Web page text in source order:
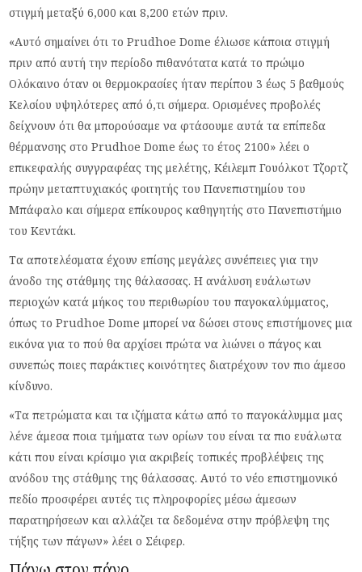
στιγμή μεταξύ 6,000 και 8,200 ετών πριν.
«Αυτό σημαίνει ότι το Prudhoe Dome έλιωσε κάποια στιγμή
πριν από αυτή την περίοδο πιθανότατα κατά το πρώιμο
Ολόκαινο όταν οι θερμοκρασίες ήταν περίπου 3 έως 5 βαθμούς
Κελσίου υψηλότερες από ό,τι σήμερα. Ορισμένες προβολές
δείχνουν ότι θα μπορούσαμε να φτάσουμε αυτά τα επίπεδα
θέρμανσης στο Prudhoe Dome έως το έτος 2100» λέει ο
επικεφαλής συγγραφέας της μελέτης, Κέιλεμπ Γουόλκοτ Τζορτζ
πρώην μεταπτυχιακός φοιτητής του Πανεπιστημίου του
Μπάφαλο και σήμερα επίκουρος καθηγητής στο Πανεπιστήμιο
του Κεντάκι.
Τα αποτελέσματα έχουν επίσης μεγάλες συνέπειες για την
άνοδο της στάθμης της θάλασσας. Η ανάλυση ευάλωτων
περιοχών κατά μήκος του περιθωρίου του παγοκαλύμματος,
όπως το Prudhoe Dome μπορεί να δώσει στους επιστήμονες μια
εικόνα για το πού θα αρχίσει πρώτα να λιώνει ο πάγος και
συνεπώς ποιες παράκτιες κοινότητες διατρέχουν τον πιο άμεσο
κίνδυνο.
«Τα πετρώματα και τα ιζήματα κάτω από το παγοκάλυμμα μας
λένε άμεσα ποια τμήματα των ορίων του είναι τα πιο ευάλωτα
κάτι που είναι κρίσιμο για ακριβείς τοπικές προβλέψεις της
ανόδου της στάθμης της θάλασσας. Αυτό το νέο επιστημονικό
πεδίο προσφέρει αυτές τις πληροφορίες μέσω άμεσων
παρατηρήσεων και αλλάζει τα δεδομένα στην πρόβλεψη της
τήξης των πάγων» λέει ο Σέιφερ.